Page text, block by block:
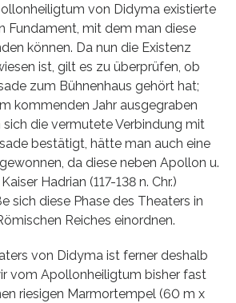
von Didyma existierte
Fundament, mit dem man diese
können. Da nun die Existenz
ist, gilt es zu überprüfen, ob
zum Bühnenhaus gehört hat;
kommenden Jahr ausgegraben
sich die vermutete Verbindung mit
bestätigt, hätte man auch eine
da diese neben Apollon u.
Hadrian (117-138 n. Chr.)
sich diese Phase des Theaters in
Reiches einordnen.
von Didyma ist ferner deshalb
vom Apollonheiligtum bisher fast
riesigen Marmortempel (60 m x